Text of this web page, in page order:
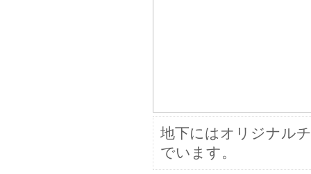
地下にはオリジナル
でいます。